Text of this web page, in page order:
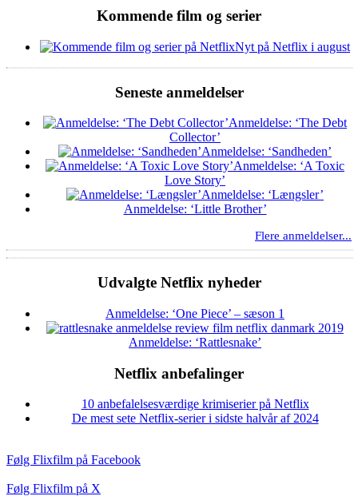
Kommende film og serier
Nyt på Netflix i august
Seneste anmeldelser
Anmeldelse: ‘The Debt
Collector’
Anmeldelse: ‘Sandheden’
Anmeldelse: ‘A Toxic
Love Story’
Anmeldelse: ‘Længsler’
Anmeldelse: ‘Little Brother’
Flere anmeldelser...
Udvalgte Netflix nyheder
Anmeldelse: ‘One Piece’ – sæson 1
Anmeldelse: ‘Rattlesnake’
Netflix anbefalinger
10 anbefalelsesværdige krimiserier på Netflix
De mest sete Netflix-serier i sidste halvår af 2024
Følg Flixfilm på Facebook
Følg Flixfilm på X